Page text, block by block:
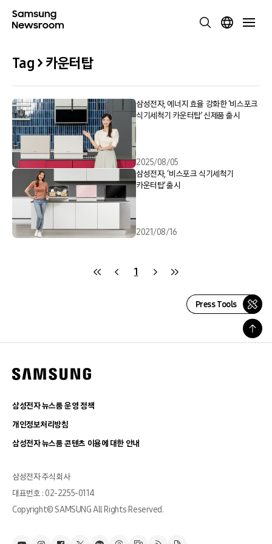
Tag > 카운터탑
삼성전자, 에너지 효율 강화한 ‘비스포크
식기세척기 카운터탑’ 신제품 출시
2025/08/05
삼성전자, ‘비스포크 식기세척기
카운터탑’ 출시
2021/08/16
1
Press Tools
삼성전자 뉴스룸 운영 정책
개인정보처리방침
삼성전자 뉴스룸 콘텐츠 이용에 대한 안내
삼성전자 주식회사
대표번호 : 02-2255-0114
Copyright© SAMSUNG All Rights Reserved.